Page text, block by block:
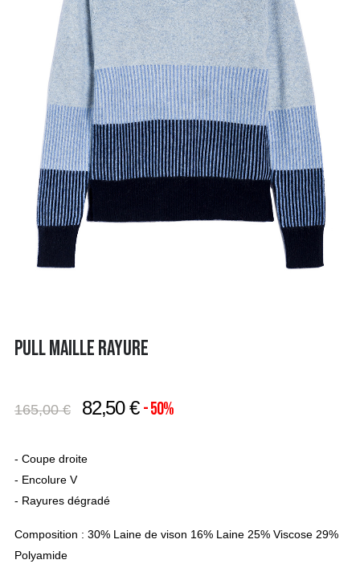
PULL MAILLE RAYURE
165,00 € 82,50 € - 50%
- Coupe droite
- Encolure V
- Rayures dégradé
Composition : 30% Laine de vison 16% Laine 25% Viscose 29%
Polyamide